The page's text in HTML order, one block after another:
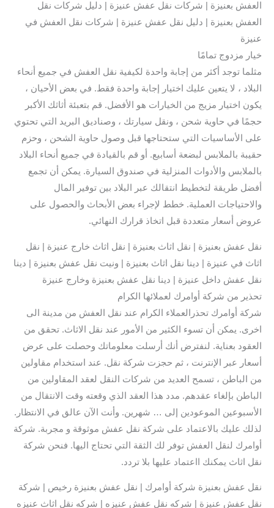
العفش بعنيزة | شركات نقل عفش عنيزة | دليل شركات نقل
العفش بعنيزة | دليل نقل عفش عنيزة | شركات نقل العفش في
عنيزة
خيار مزدوج تمامًا
مثلما توجد أكثر من إجابة واحدة لكيفية نقل العفش في جميع أنحاء
البلاد ، لا يتعين عليك اختيار إجابة واحدة فقط. في بعض الأحيان ،
يكون اختيار مزيج من الخيارات هو الأفضل. قم بتعبئة أثاثك الأكبر
حجمًا في حاوية شحن ، ونقل سيارتك ، وصناديق البريد التي تحتوي
على الأساسيات التي ستحتاجها قبل وصول حاوية الشحن ، وحزم
حقيبة بالملابس لبضعة أسابيع. أو قم بالقيادة في جميع أنحاء البلاد
بالملابس والأدوات المنزلية في صندوق السيارة. يمكن أن تجمع
أفضل طريقة لتخطيط انتقالك عبر البلاد بين توفير المال
والاحتياجات العملية. خطط لإجراء بعض الأبحاث والحصول على
عروض أسعار متعددة قبل اتخاذ قرارك النهائي.
نقل عفش بعنيزة | نقل اثاث بعنيزة | نقل اثاث خارج عنيزة | نقل
اثاث في عنيزة | دينا نقل اثاث بعنيزة | ونيت نقل عفش بعنيزة | دينا
نقل عفش داخل عنيزة | دينا نقل عفش بعنيزة وخارج عنيزة
تحذير من شركة أوامرك لعملائها الكرام
شركة أوامرك تحذرالعملاء الكرام عند نقل العفش من مدينة الى
اخرى. يمكن أن تسوء الكثير من الأمور عند نقل الاثاث. تحقق من
العقود بعناية. لنفترض أنك أرسلت معلوماتك وحصلت على عرض
أسعار عبر الإنترنت ، ثم حجزت شركة نقل. عند استخدام مقاولين
من الباطن ، تسمح العديد من شركات النقل لعقد المقاولين من
الباطن بإلغاء عقدهم. مدد هذا العقد الذي وقعته وقت الانتقال من
الأسبوعين الموعودين إلى … شهرين. وأنت الآن عالق في الانتظار.
لذلك عليك بالاعتماد على شركة نقل عفش موثوقة و مجربة. شركة
أوامرك لنقل العفش توفر لك الثقة التي تحتاج اليها. فنحن شركة
نقل اثاث يمكنك ااعتماد عليها بلا تردد.
نقل عفش بعنيزة شركة أوامرك | نقل عفش بعنيزة رخيص | شركة
نقل عفش عنيزة | شركه نقل عفش عنيزه | شركه نقل اثاث عنيزه